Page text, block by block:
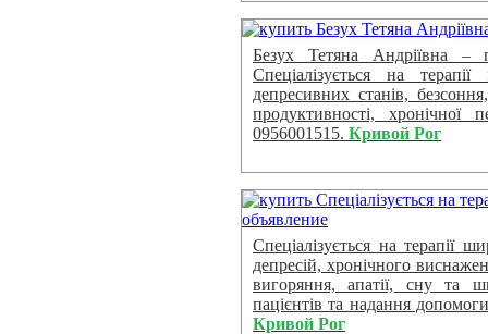
Безух Тетяна Андріївна –
Спеціалізується на
депресивних станів,
продуктивності, хронічної
0956001515. Кривой Рог
Спеціалізується на терапії
депресій, хронічного
вигоряння, апатії, сну та
пацієнтів та надання
Кривой Рог